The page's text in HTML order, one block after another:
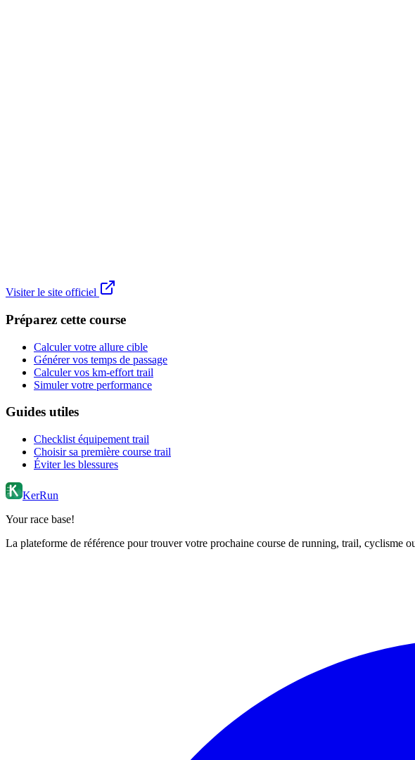
Visiter le site officiel
Préparez cette course
Calculer votre allure cible
Générer vos temps de passage
Calculer vos km-effort trail
Simuler votre performance
Guides utiles
Checklist équipement trail
Choisir sa première course trail
Éviter les blessures
KerRun
Your race base!
La plateforme de référence pour trouver votre prochaine course de running, trail, cyclisme